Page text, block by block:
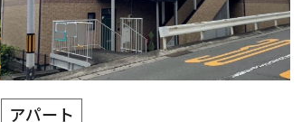
アパート